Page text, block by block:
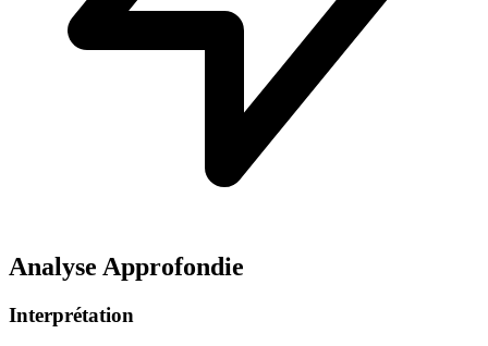
Analyse Approfondie
Interprétation